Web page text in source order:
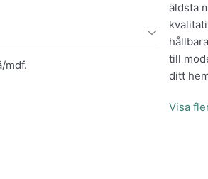
mdf.
äldsta
till
ditt
Visa